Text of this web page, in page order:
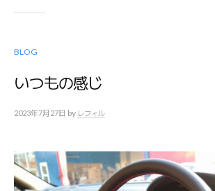
BLOG
いつもの感じ
2023年7月27日 by レフィル